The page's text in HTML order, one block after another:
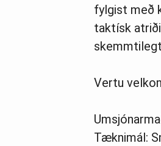
fylgist með
taktísk
Vertu
Tæknimál: